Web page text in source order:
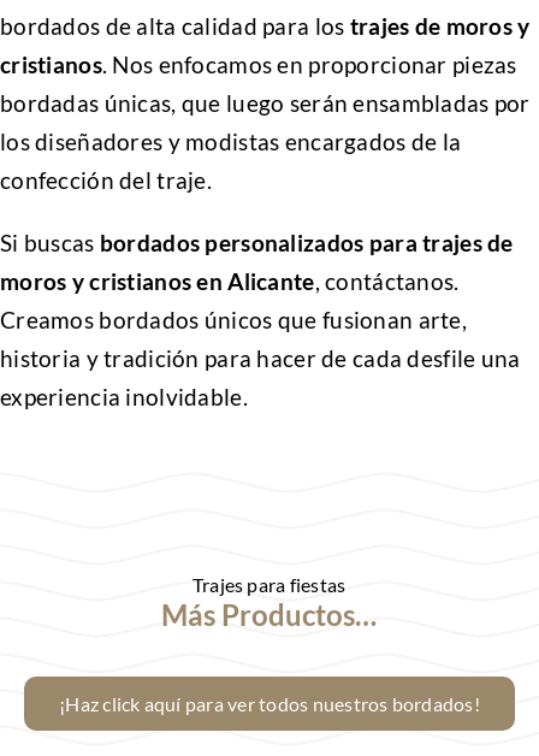
bordados de alta calidad para los trajes de moros y
cristianos. Nos enfocamos en proporcionar piezas
bordadas únicas, que luego serán ensambladas por
los diseñadores y modistas encargados de la
confección del traje.
Si buscas bordados personalizados para trajes de
moros y cristianos en Alicante, contáctanos.
Creamos bordados únicos que fusionan arte,
historia y tradición para hacer de cada desfile una
experiencia inolvidable.
Trajes para fiestas
Más Productos…
¡Haz click aquí para ver todos nuestros bordados!